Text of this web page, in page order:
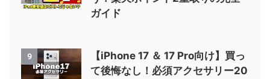
ガイド
9
【iPhone 17 ＆ 17 Pro向け】買っ
て後悔なし！必須アクセサリー20